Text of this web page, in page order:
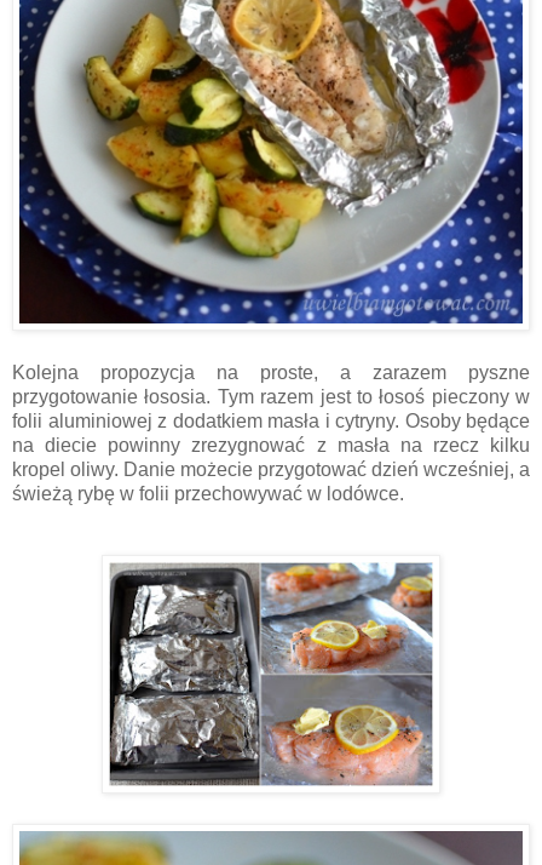
Kolejna propozycja na proste, a zarazem pyszne
przygotowanie łososia. Tym razem jest to łosoś pieczony w
folii aluminiowej z dodatkiem masła i cytryny. Osoby będące
na diecie powinny zrezygnować z masła na rzecz kilku
kropel oliwy. Danie możecie przygotować dzień wcześniej, a
świeżą rybę w folii przechowywać w lodówce.